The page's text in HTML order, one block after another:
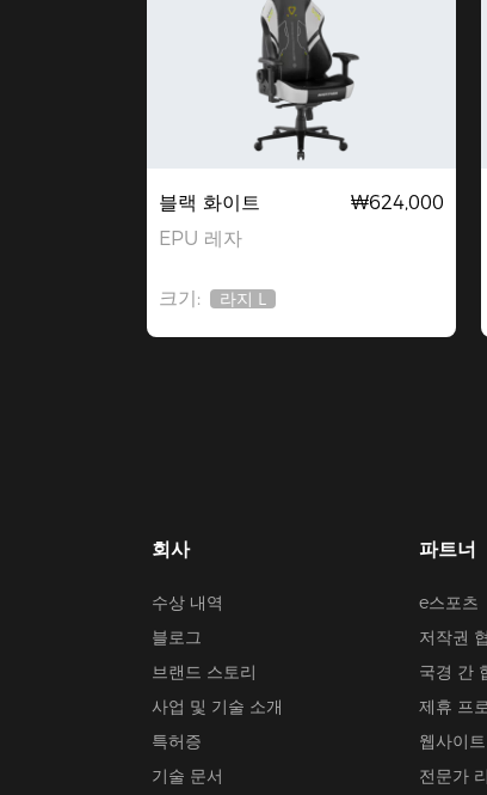
블랙 화이트
EPU 레자
₩624,000
크기:
품
라지 L
회사
수상 내역
블로그
브랜드 스토리
사업 및 기술 소개
특허증
기술 문서
파트너
e스포츠
저작권
국경 간
제휴 프
웹사이
전문가